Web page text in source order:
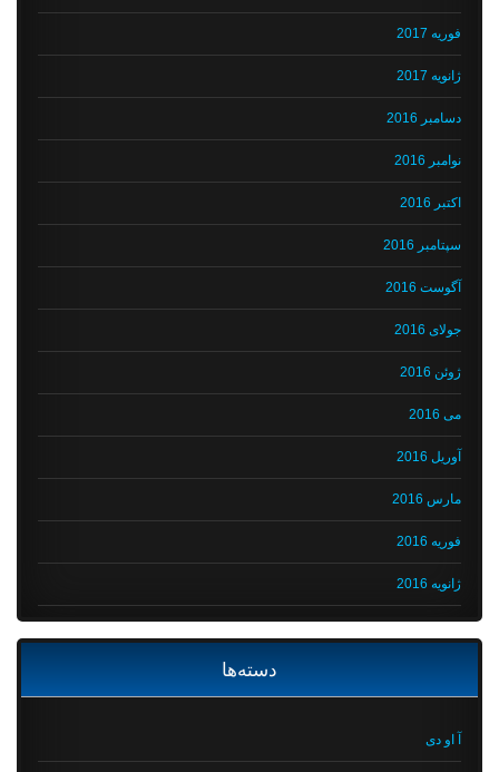
فوریه 2017
ژانویه 2017
دسامبر 2016
نوامبر 2016
اکتبر 2016
سپتامبر 2016
آگوست 2016
جولای 2016
ژوئن 2016
می 2016
آوریل 2016
مارس 2016
فوریه 2016
ژانویه 2016
دسته‌ها
آ او دی